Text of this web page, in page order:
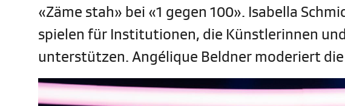
«Zäme stah» bei «1 gegen 100». Isabella
spielen für Institutionen, die Künstlerinnen
unterstützen. Angélique Beldner moderiert